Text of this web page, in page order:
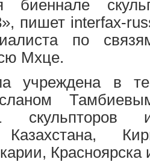
биеннале
пишет interfax-
по
Мхце.
учреждена в
скульпторов
Казахстана,